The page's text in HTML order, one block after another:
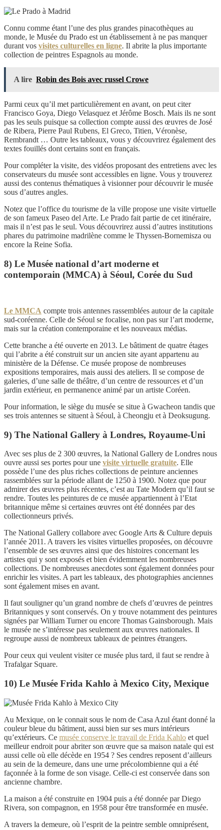
Connu comme étant l’une des plus grandes pinacothèques au
monde, le Musée du Prado est un établissement à ne pas manquer
durant vos visites culturelles en ligne. Il abrite la plus importante
collection de peintres Espagnols au monde.
A lire Robin des Bois avec russel Crowe
Parmi ceux qu’il met particulièrement en avant, on peut citer
Francisco Goya, Diego Velasquez et Jérôme Bosch. Mais ils ne sont
pas les seuls puisque sa collection compte aussi des œuvres de José
de Ribera, Pierre Paul Rubens, El Greco, Titien, Véronèse,
Rembrandt … Outre les tableaux, vous y découvrirez également des
textes fouillés dont certains sont en français.
Pour compléter la visite, des vidéos proposant des entretiens avec les
conservateurs du musée sont accessibles en ligne. Vous y trouverez
aussi des contenus thématiques à visionner pour découvrir le musée
sous d’autres angles.
Notez que l’office du tourisme de la ville propose une visite virtuelle
de son fameux Paseo del Arte. Le Prado fait partie de cet itinéraire,
mais il n’est pas le seul. Vous découvrirez aussi d’autres institutions
phares du patrimoine madrilène comme le Thyssen-Bornemisza ou
encore la Reine Sofia.
8) Le Musée national d’art moderne et
contemporain (MMCA) à Séoul, Corée du Sud
Le MMCA compte trois antennes rassemblées autour de la capitale
sud-coréenne. Celle de Séoul se focalise, non pas sur l’art moderne,
mais sur la création contemporaine et les nouveaux médias.
Cette branche a été ouverte en 2013. Le bâtiment de quatre étages
qui l’abrite a été construit sur un ancien site ayant appartenu au
ministère de la Défense. Ce musée propose de nombreuses
expositions temporaires, mais aussi des ateliers. Il se compose de
galeries, d’une salle de théâtre, d’un centre de ressources et d’un
jardin extérieur, en permanence animé par un artiste Coréen.
Pour information, le siège du musée se situe à Gwacheon tandis que
ses trois antennes se situent à Séoul, à Cheongju et à Deoksugung.
9) The National Gallery à Londres, Royaume-Uni
Avec ses plus de 2 300 œuvres, la National Gallery de Londres nous
ouvre aussi ses portes pour une visite virtuelle gratuite. Elle
possède l’une des plus riches collections de peinture anciennes
rassemblées sur la période allant de 1250 à 1900. Notez que pour
admirer des œuvres plus récentes, c’est au Tate Modern qu’il faut se
rendre. Toutes les peintures de ce musée appartiennent à l’Etat
britannique même si certaines œuvres ont été données par des
collectionneurs privés.
The National Gallery collabore avec Google Arts & Culture depuis
l’année 2011. A travers les visites virtuelles proposées, on découvre
l’ensemble de ses œuvres ainsi que des histoires concernant les
artistes qui y sont exposés et bien évidemment les nombreuses
collections. De nombreuses anecdotes sont également données pour
enrichir les visites. A part les tableaux, des photographies anciennes
sont également mises en avant.
Il faut souligner qu’un grand nombre de chefs d’œuvres de peintres
Britanniques y sont conservés. On y trouve notamment des peintures
signées par William Turner ou encore Thomas Gainsborough. Mais
le musée ne s’intéresse pas seulement aux œuvres nationales. Il
regroupe aussi de nombreux tableaux de peintres étrangers.
Pour ceux qui veulent visiter ce musée plus tard, il faut se rendre à
Trafalgar Square.
10) Le Musée Frida Kahlo à Mexico City, Mexique
Au Mexique, on le connait sous le nom de Casa Azul étant donné la
couleur bleue du bâtiment, aussi bien sur ses murs intérieurs
qu’extérieurs. Ce musée conserve le travail de Frida Kahlo et quel
meilleur endroit pour abriter son œuvre que sa maison natale qui est
aussi celle où elle décède en 1954 ? Ses cendres reposent d’ailleurs
au sein de la demeure, dans une urne précolombienne qui a été
façonnée à la forme de son visage. Celle-ci est conservée dans son
ancienne chambre.
La maison a été construite en 1904 puis a été donnée par Diego
Rivera, son compagnon, en 1958 pour être transformée en musée.
A travers la demeure, où l’esprit de la peintre semble omniprésent,